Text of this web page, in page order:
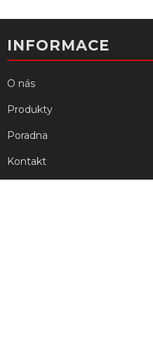
INFORMACE
O nás
Produkty
Poradna
Kontakt